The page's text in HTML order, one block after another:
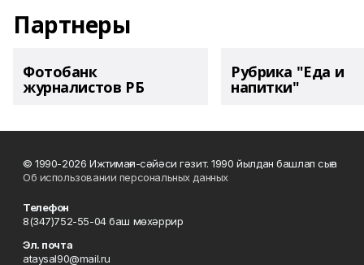
Партнеры
Фотобанк
журналистов РБ
Рубрика "Еда и
напитки"
© 1990-2026 Ижтимағи-сәйәси гәзит. 1990 йылдан башлап сыға
Об использовании персональных данных
Телефон
8(347)752-55-04 баш мөхәррир
Эл. почта
ataysal90@mail.ru